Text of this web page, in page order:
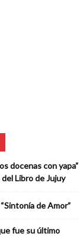
docenas con yapa”
Libro de Jujuy
de Amor”
fue su último